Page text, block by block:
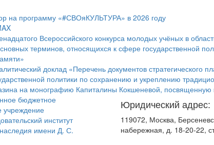
на программу «#СВОяКУЛЬТУРА» в 2026 году
Всероссийского конкурса молодых учёных в
терминов, относящихся к сфере государственной
доклад «Перечень документов
политики по сохранению и укреплению
на монографию Капиталины Кокшеневой,
бюджетное
учреждение
институт
наследия имени Д. С.
Юридический адрес:
119072, Москва,
набережная, д. 18-20-22,